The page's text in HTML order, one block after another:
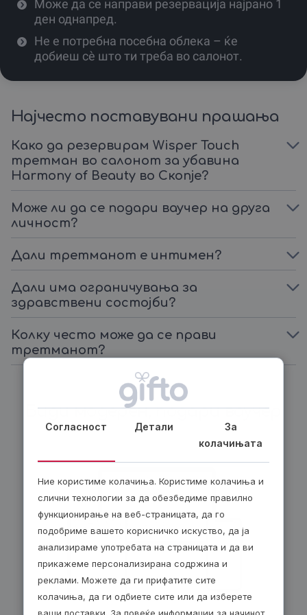
Може да се направи резервација најрано 1
ден однапред.
Не е потребна посебна облека – ќе
добиеш сè што ти треба во салонот.
Најчесто поставувани прашања
Како да резервирам Wisper Touch
третман во салонот за убавина
Harmony of Beauty во Скопје?
Може ли да се подари ваучер на друга
личност?
Дали третманот е интимен?
Дали има ограничувања за
здравствени состојби?
Колку често може да се прави
третманот?
Биди модерен, подари ваучер
Согласност Детали
За
колачињата
Ние користиме колачиња. Користиме колачиња и
слични технологии за да обезбедиме правилно
функционирање на веб-страницата, да го
подобриме вашето корисничко искуство, да ја
анализираме употребата на страницата и да ви
прикажеме персонализирана содржина и
реклами. Можете да ги прифатите сите
колачиња, да ги одбиете сите или да изберете